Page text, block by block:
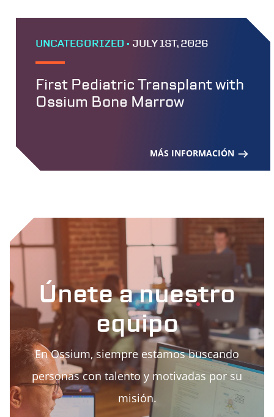
UNCATEGORIZED • JULY 1ST, 2026
First Pediatric Transplant with
Ossium Bone Marrow
MÁS INFORMACIÓN
Únete a nuestro
equipo
En Ossium, siempre estamos buscando
personas con talento y motivadas por su
misión.